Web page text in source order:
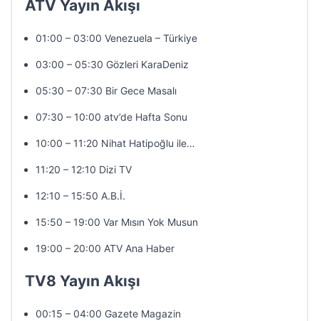
ATV Yayın Akışı
01:00 – 03:00 Venezuela – Türkiye
03:00 – 05:30 Gözleri KaraDeniz
05:30 – 07:30 Bir Gece Masalı
07:30 – 10:00 atv’de Hafta Sonu
10:00 – 11:20 Nihat Hatipoğlu ile…
11:20 – 12:10 Dizi TV
12:10 – 15:50 A.B.İ.
15:50 – 19:00 Var Mısın Yok Musun
19:00 – 20:00 ATV Ana Haber
TV8 Yayın Akışı
00:15 – 04:00 Gazete Magazin